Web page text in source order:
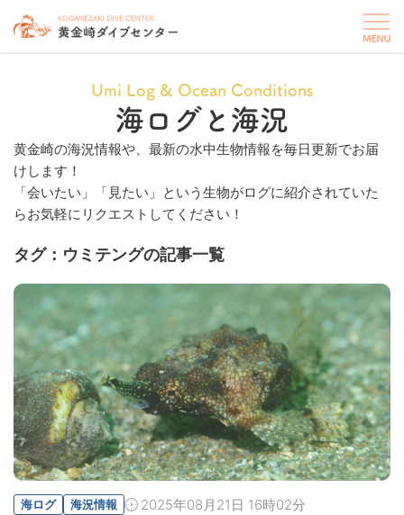
Umi Log & Ocean Conditions
海ログと海況
黄金崎の海況情報や、最新の水中生物情報を毎日更新でお届
けします！
「会いたい」「見たい」という生物がログに紹介されていた
らお気軽にリクエストしてください！
タグ：ウミテングの記事一覧
海ログ 海況情報 2025年08月21日 16時02分